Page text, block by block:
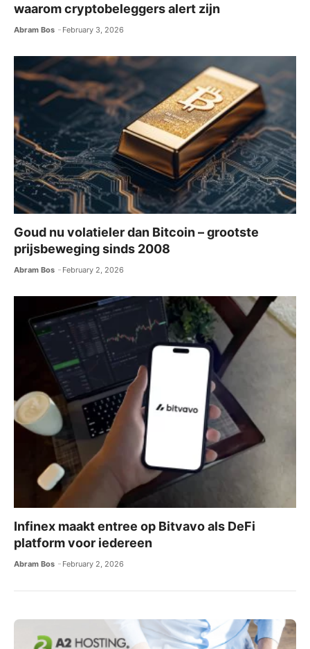
waarom cryptobeleggers alert zijn
Abram Bos February 3, 2026
Goud nu volatieler dan Bitcoin – grootste
prijsbeweging sinds 2008
Abram Bos February 2, 2026
Infinex maakt entree op Bitvavo als DeFi
platform voor iedereen
Abram Bos February 2, 2026